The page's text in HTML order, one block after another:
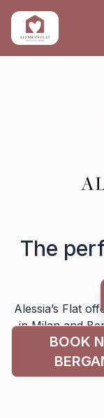
Skip to main content
The
Alessia’s Flat
in Milan and
ideal forBOOK